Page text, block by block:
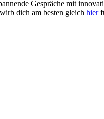
Gespräche mit
dich am besten gleich hier